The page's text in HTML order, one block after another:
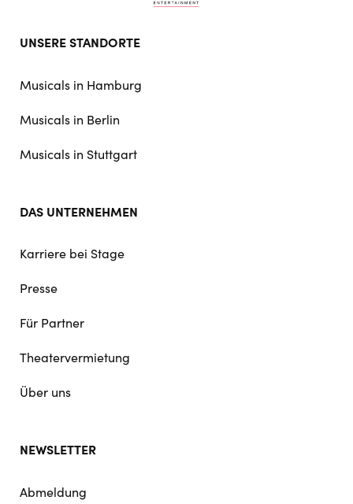
UNSERE STANDORTE
Musicals in Hamburg
Musicals in Berlin
Musicals in Stuttgart
DAS UNTERNEHMEN
Karriere bei Stage
Presse
Für Partner
Theatervermietung
Über uns
NEWSLETTER
Abmeldung